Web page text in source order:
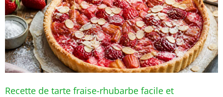
Recette de tarte fraise-rhubarbe facile et